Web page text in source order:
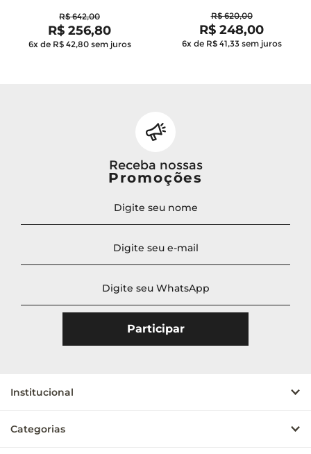
R$ 642,00
R$ 256,80
6x de R$ 42,80 sem juros
R$ 620,00
R$ 248,00
6x de R$ 41,33 sem juros
Receba nossas
Promoções
Institucional
Categorias